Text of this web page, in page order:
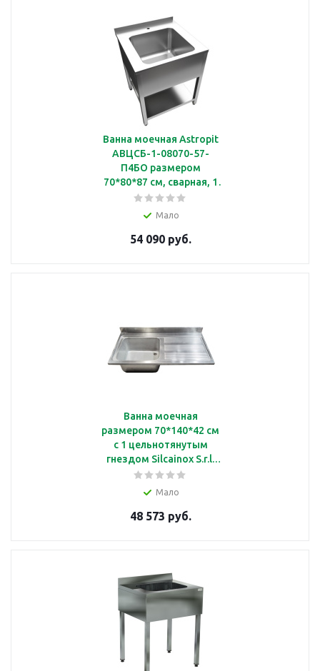
Ванна моечная Astropit
АВЦСБ-1-08070-57-
П4БО размером
70*80*87 см, сварная, 1
секционная
Мало
54 090 руб.
Ванна моечная
размером 70*140*42 см
с 1 цельнотянутым
гнездом Silcainox S.r.l.
571140D
Мало
48 573 руб.